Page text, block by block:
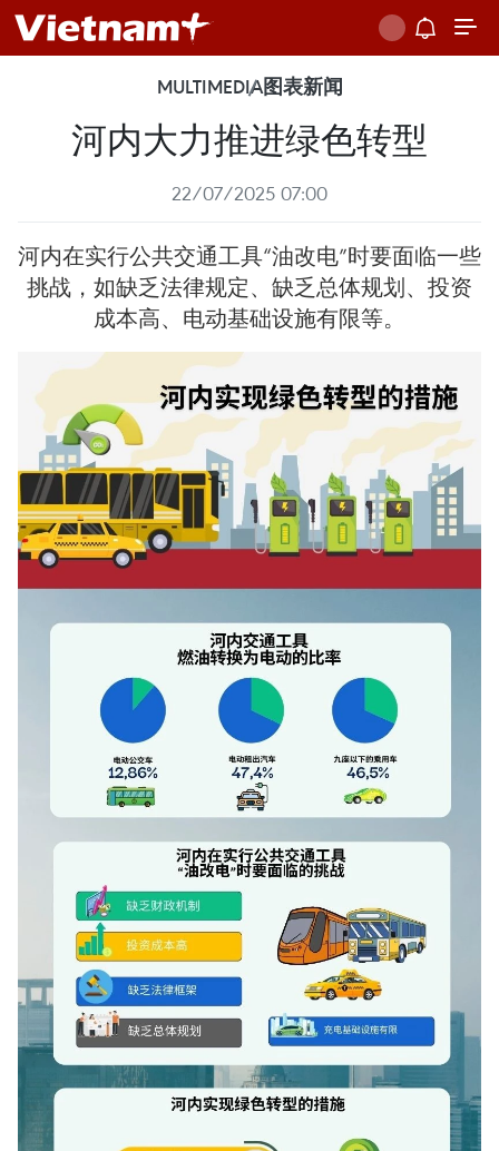
MULTIMEDIA图表新闻
河内大力推进绿色转型
22/07/2025 07:00
河内在实行公共交通工具“油改电”时要面临一些
挑战，如缺乏法律规定、缺乏总体规划、投资
成本高、电动基础设施有限等。